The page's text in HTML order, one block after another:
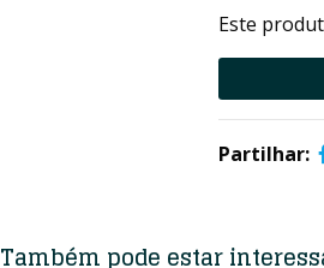
Este
Partilhar:
Também pode estar